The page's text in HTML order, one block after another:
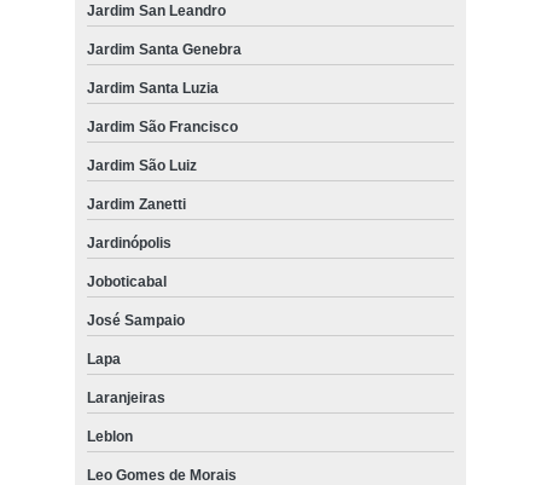
Jardim San Leandro
Jardim Santa Genebra
Jardim Santa Luzia
Jardim São Francisco
Jardim São Luiz
Jardim Zanetti
Jardinópolis
Joboticabal
José Sampaio
Lapa
Laranjeiras
Leblon
Leo Gomes de Morais